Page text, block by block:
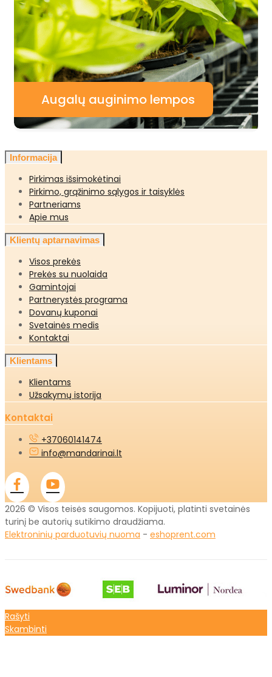
Augalų auginimo lempos
Informacija
Pirkimas išsimokėtinai
Pirkimo, grąžinimo sąlygos ir taisyklės
Partneriams
Apie mus
Klientų aptarnavimas
Visos prekės
Prekės su nuolaida
Gamintojai
Partnerystės programa
Dovanų kuponai
Svetainės medis
Kontaktai
Klientams
Klientams
Užsakymų istorija
Kontaktai
+37060141474
info@mandarinai.lt
2026 © Visos teisės saugomos. Kopijuoti, platinti svetainės
turinį be autorių sutikimo draudžiama.
Elektroninių parduotuvių nuoma - eshoprent.com
Rašyti
Skambinti